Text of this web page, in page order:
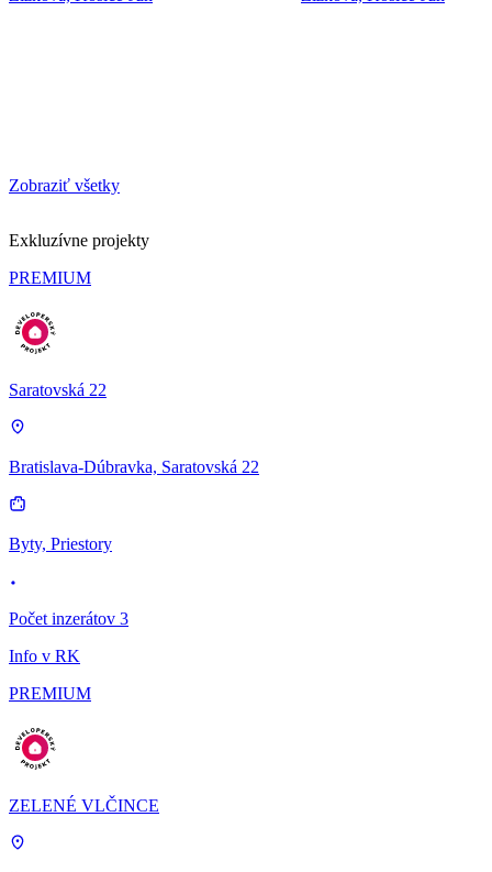
Zobraziť všetky
Exkluzívne projekty
PREMIUM
Saratovská 22
Bratislava-Dúbravka, Saratovská 22
Byty, Priestory
Počet inzerátov 3
Info v RK
PREMIUM
ZELENÉ VLČINCE